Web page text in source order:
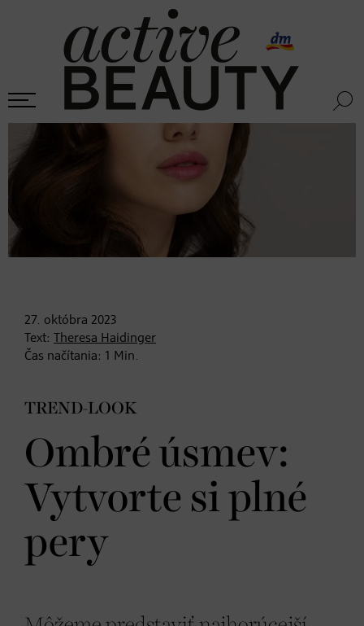
27. októbra 2023
Text:
Theresa Haidinger
Čas načítania: 1 Min.
TREND-LOOK
Ombré úsmev:
Vytvorte si plné
pery